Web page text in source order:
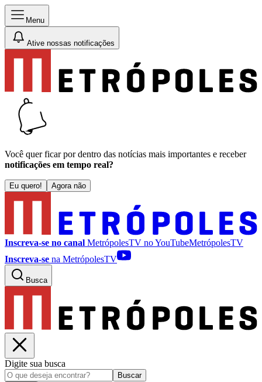
Menu
Ative nossas notificações
Você quer ficar por dentro das notícias mais importantes e receber
notificações em tempo real?
Eu quero! Agora não
Inscreva-se no canal MetrópolesTV noYouTubeMetrópolesTV
Inscreva-se na MetrópolesTV
Busca
Digite sua busca
Buscar